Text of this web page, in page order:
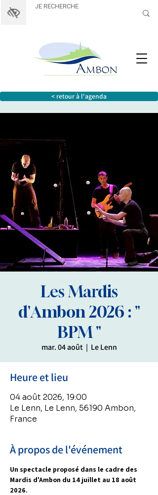
< retour à l'agenda
Les Mardis
d'Ambon 2026 : "
BPM "
mar. 04 août
  |
Le Lenn
Heure et lieu
04 août 2026, 19:00
Le Lenn, Le Lenn, 56190 Ambon,
France
À propos de l'événement
Un spectacle proposé dans le cadre des
Mardis d'Ambon du 14 juillet au 18 août
2026.